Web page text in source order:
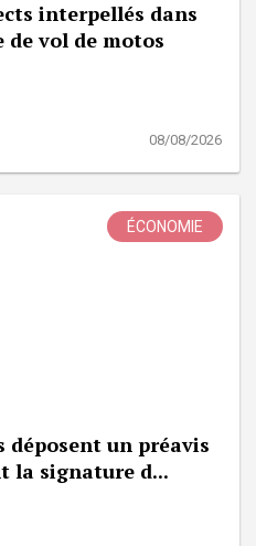
interpellés dans
de vol de motos
08/08/2026
ÉCONOMIE
un préavis
la signature d...